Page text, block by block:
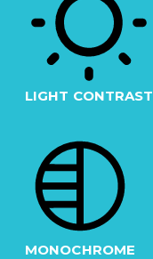
LIGHT CONTRAST
MONOCHROME